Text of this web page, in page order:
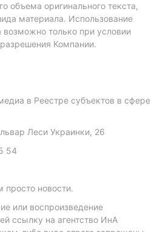
объема оригинального текста,
материала. Использование
возможно только при условии
Компании.
в Реестре субъектов в сфере
Леси Украинки, 26
54
просто новости.
или воспроизведение
ссылку на агентство ИнА